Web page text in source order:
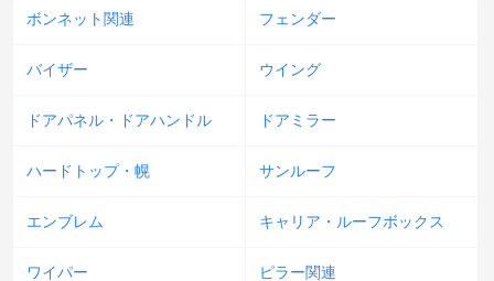
ボンネット関連 フェンダー
バイザー ウイング
ドアパネル・ドアハンドル ドアミラー
ハードトップ・幌 サンルーフ
エンブレム キャリア・ルーフボックス
ワイパー ピラー関連